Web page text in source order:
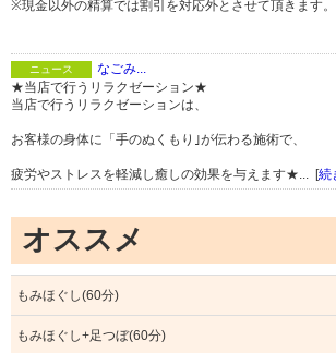
※現金以外の精算では割引を対応外とさせて頂きます
ニュース
なごみ...
★当店で行うリラクゼーション★
当店で行うリラクゼーションは、
お客様の身体に「手のぬくもり｣が伝わる施術で、
疲労やストレスを軽減し癒しの効果を与えます★... [続
オススメ
もみほぐし(60分)
もみほぐし+足つぼ(60分)